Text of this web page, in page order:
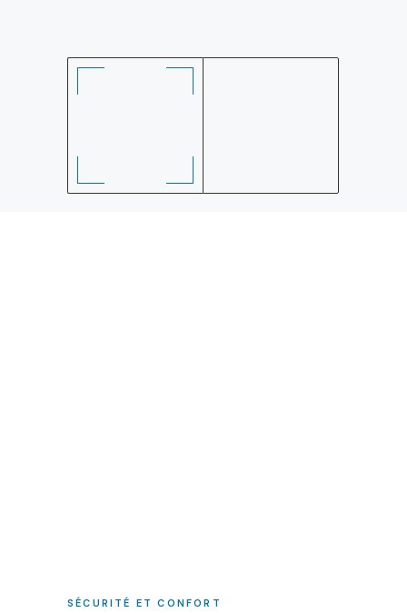
SÉCURITÉ ET CONFORT